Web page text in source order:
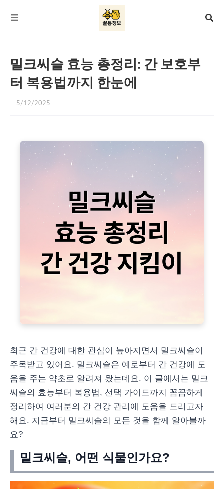
밀크씨슬 효능 총정리: 간 보호부
터 복용법까지 한눈에
5/12/2025
최근 간 건강에 대한 관심이 높아지면서 밀크씨슬이
주목받고 있어요. 밀크씨슬은 예로부터 간 건강에 도
움을 주는 약초로 알려져 왔는데요. 이 글에서는 밀크
씨슬의 효능부터 복용법, 선택 가이드까지 꼼꼼하게
정리하여 여러분의 간 건강 관리에 도움을 드리고자
해요. 지금부터 밀크씨슬의 모든 것을 함께 알아볼까
요?
밀크씨슬, 어떤 식물인가요?